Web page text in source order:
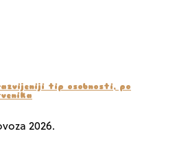
tip osobnosti, po
2026.